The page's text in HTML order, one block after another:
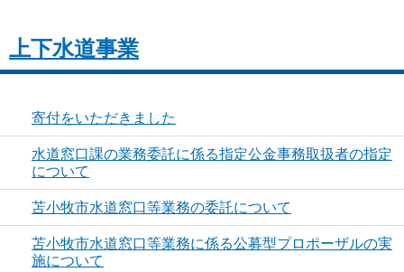
上下水道事業
寄付をいただきました
水道窓口課の業務委託に係る指定公金事務取扱者の指定
について
苫小牧市水道窓口等業務の委託について
苫小牧市水道窓口等業務に係る公募型プロポーザルの実
施について